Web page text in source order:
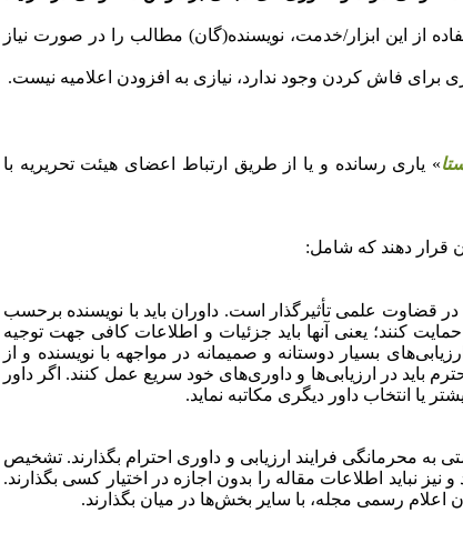
از این ابزار/خدمت، نویسنده(گان) مطالب را در صورت نیاز
برای فاش کردن وجود ندارد، نیازی به افزودن اعلامیه نیست.
» یاری رسانده و یا از طریق ارتباط اعضای هیئت تحریریه با
قرار دهند که شامل:
در قضاوت علمی تأثیرگذار است. داوران باید با نویسنده برحسب
کنند؛ یعنی آنها باید جزئیات و اطلاعات کافی جهت توجیه
بسیار دوستانه و صمیمانه در مواجهه با نویسنده و از
باید در ارزیابی‌ها و داوری‌های خود سریع عمل کنند. اگر داور
یا انتخاب داور دیگری مکاتبه نماید.
محرمانگی فرایند ارزیابی و داوری احترام بگذارند. تشخیص
نباید اطلاعات مقاله را بدون اجازه در اختیار کسی بگذارند.
اعلام رسمی مجله، با سایر بخش‌ها در میان بگذارند.